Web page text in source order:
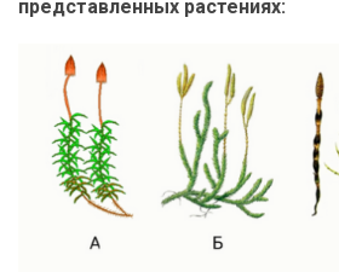
представленных растениях: